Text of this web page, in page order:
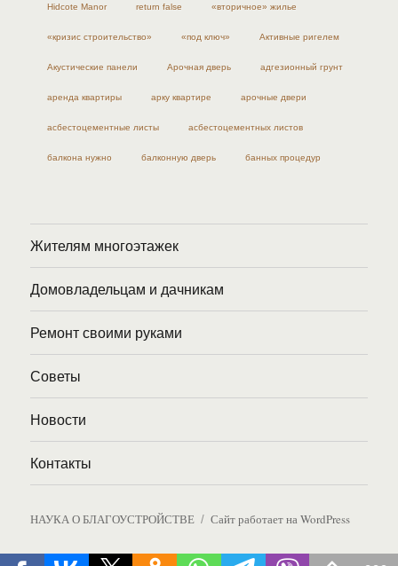
Hidcote Manor return false «вторичное» жилье
«кризис строительство» «под ключ» Активные ригелем
Акустические панели Арочная дверь адгезионный грунт
аренда квартиры арку квартире арочные двери
асбестоцементные листы асбестоцементных листов
балкона нужно балконную дверь банных процедур
Жителям многоэтажек
Домовладельцам и дачникам
Ремонт своими руками
Советы
Новости
Контакты
НАУКА О БЛАГОУСТРОЙСТВЕ Сайт работает на WordPress